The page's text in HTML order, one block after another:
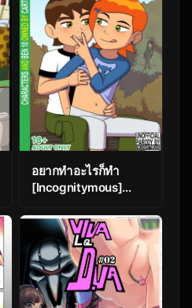
อยากทำอะไรก็ทำ
[Incognitymous]
(Ben 10)